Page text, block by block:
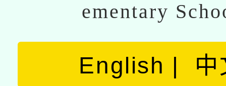
ementary
English 中